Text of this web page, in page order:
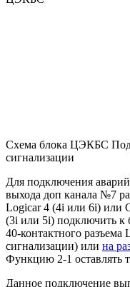
Схема блока ЦЭКБС
сигнализации
Для подключения
выхода доп канала №7
Logicar 4 (4i или 6i) или
(3i или 5i) подключить к
40-контактного
сигнализации) или на
Функцию 2-1 оставлять
Данное подключение